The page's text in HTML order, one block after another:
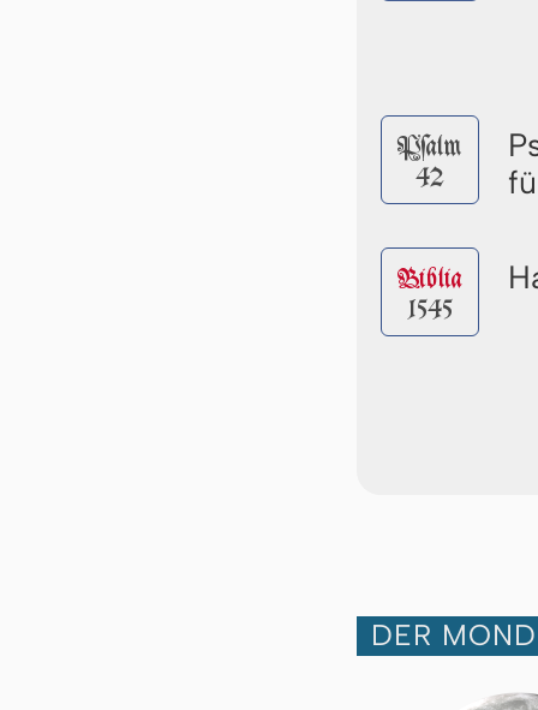
Pſalm
42
Biblia
1545
DER